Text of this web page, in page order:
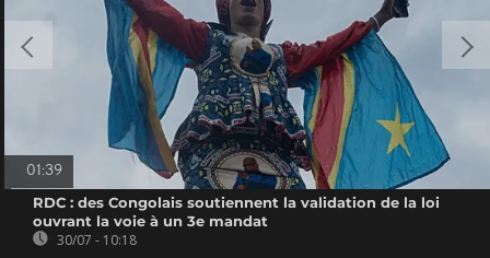
01:39
RDC : des Congolais soutiennent la validation de la loi
ouvrant la voie à un 3e mandat
30/07 - 10:18